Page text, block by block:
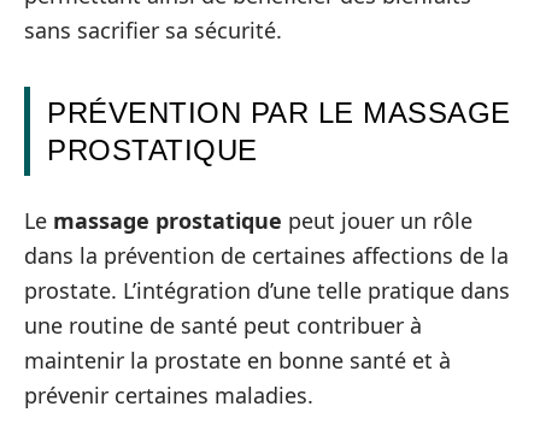
sans sacrifier sa sécurité.
PRÉVENTION PAR LE MASSAGE
PROSTATIQUE
Le massage prostatique peut jouer un rôle
dans la prévention de certaines affections de la
prostate. L’intégration d’une telle pratique dans
une routine de santé peut contribuer à
maintenir la prostate en bonne santé et à
prévenir certaines maladies.